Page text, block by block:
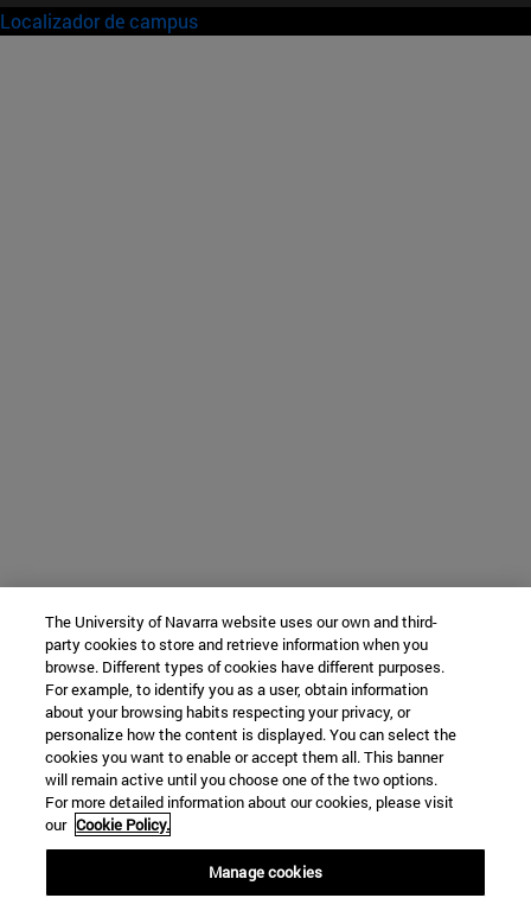
Localizador de campus
The University of Navarra website uses our own and third-
party cookies to store and retrieve information when you
browse. Different types of cookies have different purposes.
For example, to identify you as a user, obtain information
about your browsing habits respecting your privacy, or
personalize how the content is displayed. You can select the
cookies you want to enable or accept them all. This banner
will remain active until you choose one of the two options.
For more detailed information about our cookies, please visit
our Cookie Policy.
Manage cookies